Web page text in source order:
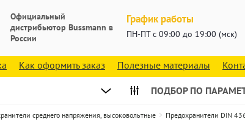
Официальный
дистрибьютор Bussmann в
России
График работы
ПН-ПТ с 09:00 до 19:00 (мск)
Как оформить заказ Полезные материалы
ПОДБОР ПО
среднего напряжения, высоковольтные Предохранители DIN